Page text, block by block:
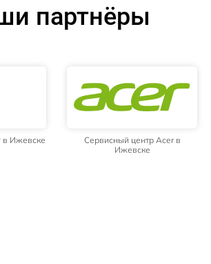
партнёры
в Ижевске
Сервисный центр Acer в
Ижевске